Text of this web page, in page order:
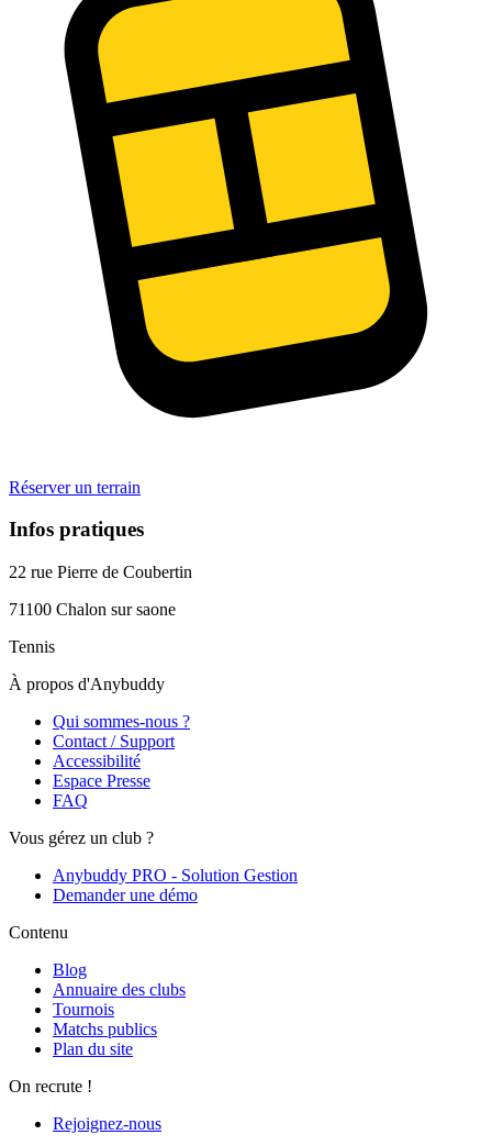
Réserver un terrain
Infos pratiques
22 rue Pierre de Coubertin
71100 Chalon sur saone
Tennis
À propos d'Anybuddy
Qui sommes-nous ?
Contact / Support
Accessibilité
Espace Presse
FAQ
Vous gérez un club ?
Anybuddy PRO - Solution Gestion
Demander une démo
Contenu
Blog
Annuaire des clubs
Tournois
Matchs publics
Plan du site
On recrute !
Rejoignez-nous